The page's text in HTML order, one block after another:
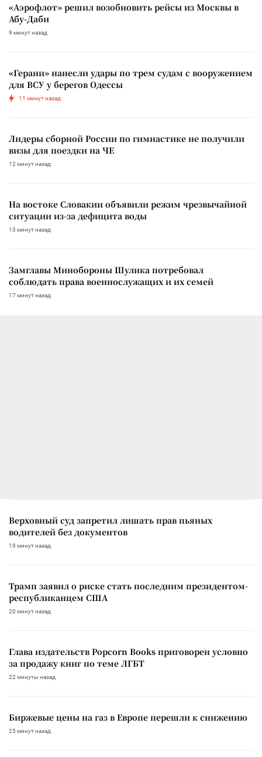
«Аэрофлот» решил возобновить рейсы из Москвы в
Абу-Даби
9 минут назад
«Герани» нанесли удары по трем судам с вооружением
для ВСУ у берегов Одессы
11 минут назад
Лидеры сборной России по гимнастике не получили
визы для поездки на ЧЕ
12 минут назад
На востоке Словакии объявили режим чрезвычайной
ситуации из-за дефицита воды
13 минут назад
Замглавы Минобороны Шулика потребовал
соблюдать права военнослужащих и их семей
17 минут назад
Верховный суд запретил лишать прав пьяных
водителей без документов
19 минут назад
Трамп заявил о риске стать последним президентом-
республиканцем США
20 минут назад
Глава издательств Popcorn Books приговорен условно
за продажу книг по теме ЛГБТ
22 минуты назад
Биржевые цены на газ в Европе перешли к снижению
25 минут назад